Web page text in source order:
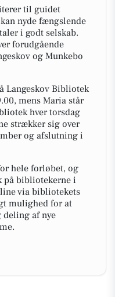
til guidet
nyde fængslende
i godt selskab.
forudgående
og Munkebo
Langeskov Bibliotek
mens Maria står
hver torsdag
strækker sig over
og afslutning i
hele forløbet, og
på bibliotekerne i
via bibliotekets
mulighed for at
af nye